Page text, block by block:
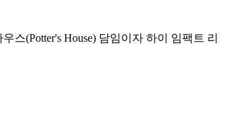
(Potter's House) 담임이자 하이 임팩트 리